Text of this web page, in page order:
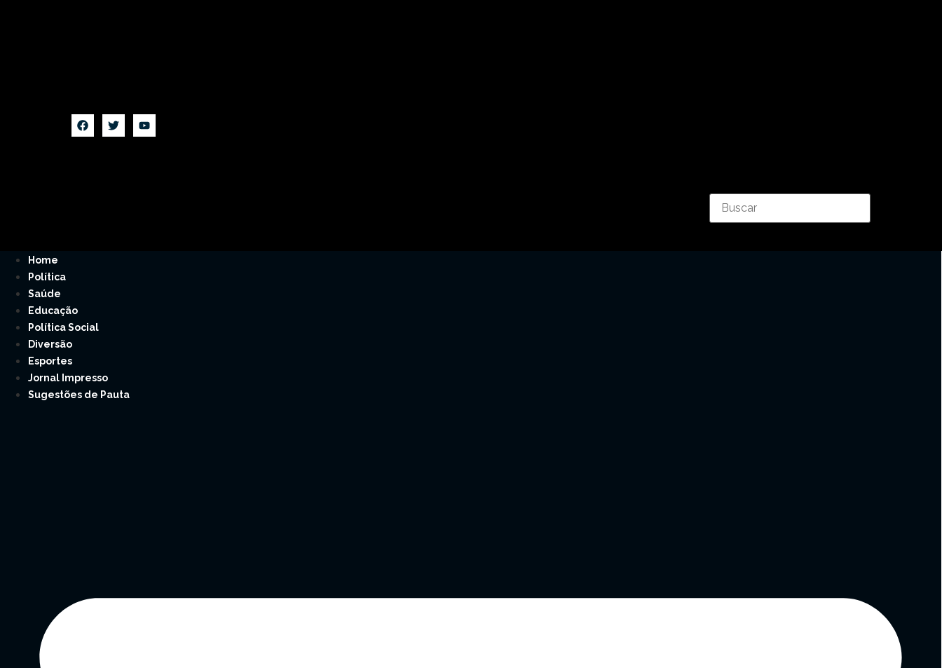
Home
Política
Saúde
Educação
Política Social
Diversão
Esportes
Jornal Impresso
Sugestões de Pauta